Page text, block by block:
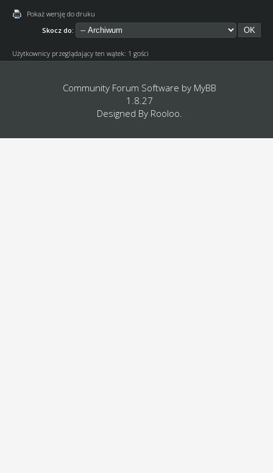
Pokaż wersję do druku
Skocz do:
Użytkownicy przeglądający ten wątek: 1 gości
Community Forum Software by MyBB
1.8.27
Designed By Rooloo